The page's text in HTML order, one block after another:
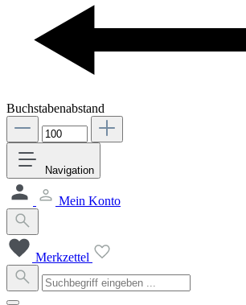
Buchstabenabstand
Navigation
Mein Konto
Merkzettel